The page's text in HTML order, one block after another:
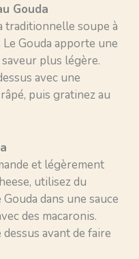
Gouda
traditionnelle soupe à
Gouda apporte une
plus légère.
avec une
puis gratinez au
et légèrement
utilisez du
dans une sauce
des macaronis.
avant de faire